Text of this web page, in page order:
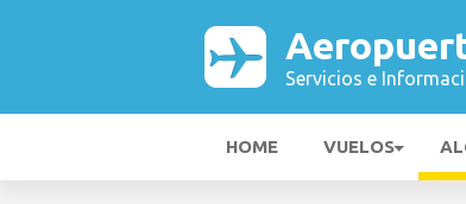
Servicios e
HOME VUELOS